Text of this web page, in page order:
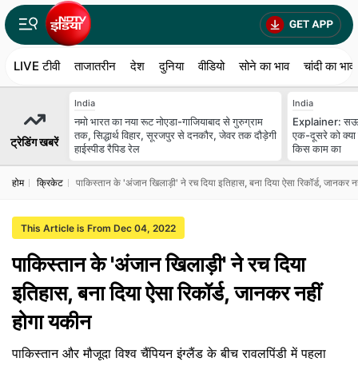
LIVE टीवी ताजातरीन देश दुनिया वीडियो सोने का भाव चांदी का भाव
ट्रेडिंग खबरें
India
नमो भारत का नया रूट नोएडा-गाजियाबाद से गुरुग्राम
तक, सिद्धार्थ विहार, सूरजपुर से दनकौर, जेवर तक दौड़ेगी
हाईस्पीड रैपिड रेल
India
Explainer:
एक-दूसरे को क्या
किस काम का
होम क्रिकेट पाकिस्तान के 'अंजान खिलाड़ी' ने रच दिया इतिहास, बना दिया ऐसा रिकॉर्ड, जानकर
This Article is From Dec 04, 2022
पाकिस्तान के 'अंजान खिलाड़ी' ने रच दिया
इतिहास, बना दिया ऐसा रिकॉर्ड, जानकर नहीं
होगा यकीन
पाकिस्तान और मौजूदा विश्व चैंपियन इंग्लैंड के बीच रावलपिंडी में पहला